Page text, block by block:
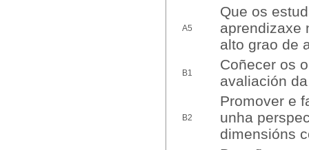
A5
Que os
aprendizaxe
alto grao de
B1
Coñecer os
avaliación
B2
Promover e
unha
dimensións